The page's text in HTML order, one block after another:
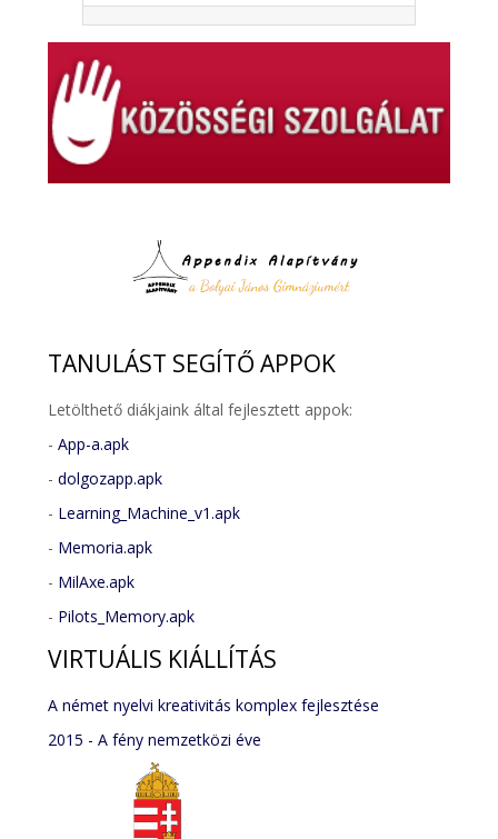
TANULÁST SEGÍTŐ APPOK
Letölthető diákjaink által fejlesztett appok:
-App-a.apk
-dolgozapp.apk
- Learning_Machine_v1.apk
- Memoria.apk
- MilAxe.apk
- Pilots_Memory.apk
VIRTUÁLIS KIÁLLÍTÁS
A német nyelvi kreativitás komplex fejlesztése
2015 - A fény nemzetközi éve